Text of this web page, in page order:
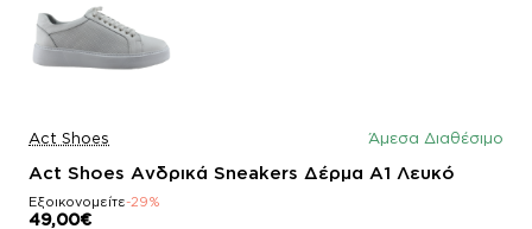
Act Shoes Άμεσα Διαθέσιμο
Act Shoes Ανδρικά Sneakers Δέρμα A1 Λευκό
Εξοικονομείτε-29%
49,00€